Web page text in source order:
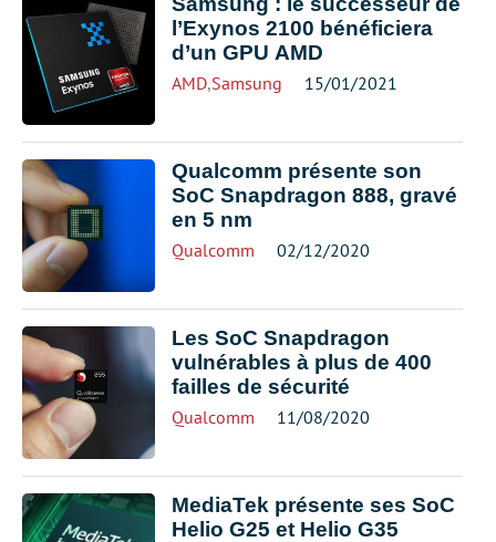
l’Exynos 2100 bénéficiera
d’un GPU AMD
AMD,Samsung 15/01/2021
Qualcomm présente son
SoC Snapdragon 888, gravé
en 5 nm
Qualcomm 02/12/2020
Les SoC Snapdragon
vulnérables à plus de 400
failles de sécurité
Qualcomm 11/08/2020
MediaTek présente ses SoC
Helio G25 et Helio G35